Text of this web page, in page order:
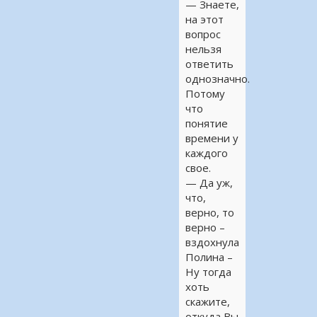
— Знаете,
на этот
вопрос
нельзя
ответить
однозначно.
Потому
что
понятие
времени у
каждого
свое.
— Да уж,
что,
верно, то
верно –
вздохнула
Полина –
Ну тогда
хоть
скажите,